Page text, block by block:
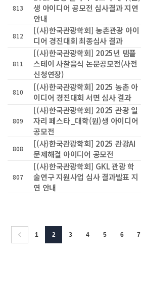
813
생 아이디어 공모전 심사결과 지연
안내
812
[(사)한국관광학회] 농촌관광 아이
디어 경진대회 최종심사 결과
811
[(사)한국관광학회] 2025년 템플
스테이 사찰음식 논문공모전(사전
신청연장)
810
[(사)한국관광학회] 2025 농촌 아
이디어 경진대회 서면 심사 결과
809
[(사)한국관광학회] 2025 관광 일
자리 페스타_대학(원)생 아이디어
공모전
808
[(사)한국관광학회] 2025 관광AI
문제해결 아이디어 공모전
807
[(사)한국관광학회] GKL 관광 학
술연구 지원사업 심사 결과발표 지
연 안내
1 2 3 4 5 6 7